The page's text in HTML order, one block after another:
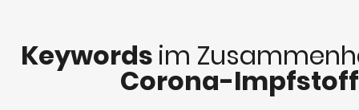
Keywords im
Corona-Impfstoff